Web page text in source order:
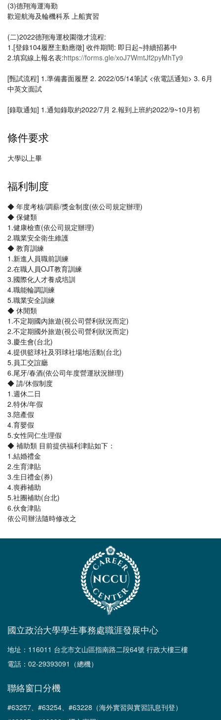
(3)德翔海運海勤
歡迎航海及輪機科系 上船實習
(二)2022德翔海運校園徵才流程:
1.[登錄104履歷主動應徵] 收件期間: 即日起~持續招募中
2.填寫線上報名表:https://forms.gle/xoJ7WmtJf2pyMhTy9
[甄試流程] 1.準備書面履歷 2. 2022/05/14筆試 <依電話通知> 3. 6月
中英文面試
[錄取通知] 1.通知錄取約2022/7月 2.報到上班約2022/9~10月初
條件要求
大學以上畢
福利制度
◆ 年度考核/調薪/獎金制度(依公司規定辦理)
◆ 保健類
1.健康檢查(依公司規定辦理)
2.職業安全衛生維護
◆ 教育訓練
1.新進人員職前訓練
2.在職人員OJT教育訓練
3.國際化人才養成培訓
4.職能輪調訓練
5.職業安全訓練
◆ 休閒類
1.不定期國內旅遊(視公司營利狀況而定)
2.不定期國外旅遊(視公司營利狀況而定)
3.慶生會(台北)
4.提供籃球社及羽球社場地活動(台北)
5.員工交誼廳
6.尾牙/春酒(依公司年度營運狀況辦理)
◆ 請/休假制度
1.週休二日
2.特休/年假
3.陪產假
4.育嬰假
5.女性同仁生理假
◆ 補助類 目前提供福利津貼如下：
1.結婚禮金
2.生育津貼
3.生日禮金(券)
4.喪葬補助
5.社團補助(台北)
6.伙食津貼
依公司辦法隨時修改之
國立政治大學學生事務處職涯發展中心
地址：116011 台北市文山區指南路二段64號 行政大樓三樓
電話：02-29393091（總機）
聯絡窗口分機
#63257、#63254、#63228（海外實習與實習訊息刊登）